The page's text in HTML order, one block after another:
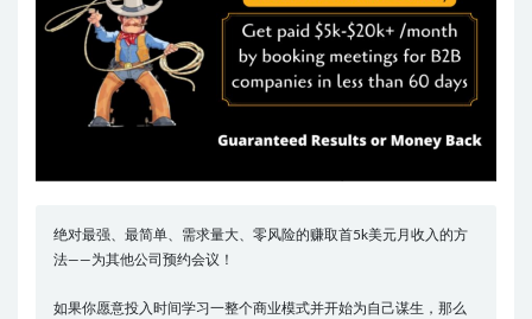
绝对最强、最简单、需求量大、零风险的赚取首5k美元月收入的方
法——为其他公司预约会议！
如果你愿意投入时间学习一整个商业模式并开始为自己谋生，那么